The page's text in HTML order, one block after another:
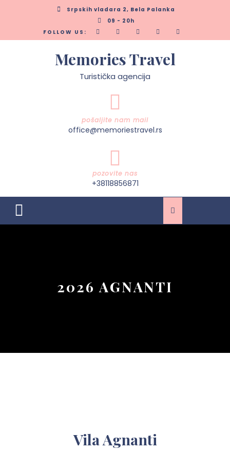
Srpskih vladara 2, Bela Palanka
09 - 20h
FOLLOW US:
Memories Travel
Turistička agencija
pošaljite nam mail
office@memoriestravel.rs
pozovite nas
+38118856871
Open
2026 AGNANTI
Vila Agnanti